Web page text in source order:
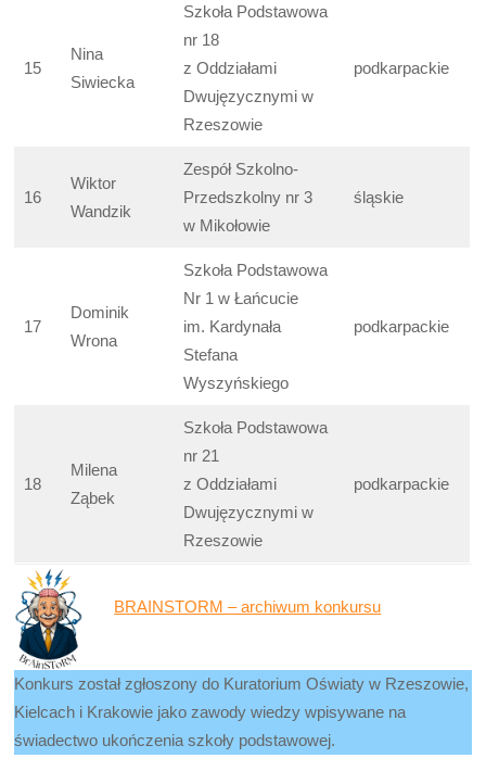
15
Nina
Siwiecka
Szkoła Podstawowa
nr 18
z Oddziałami
Dwujęzycznymi w
Rzeszowie
podkarpackie
16
Wiktor
Wandzik
Zespół Szkolno-
Przedszkolny nr 3
w Mikołowie
śląskie
17
Dominik
Wrona
Szkoła Podstawowa
Nr 1 w Łańcucie
im. Kardynała
Stefana
Wyszyńskiego
podkarpackie
18
Milena
Ząbek
Szkoła Podstawowa
nr 21
z Oddziałami
Dwujęzycznymi w
Rzeszowie
podkarpackie
BRAINSTORM – archiwum konkursu
Konkurs został zgłoszony do Kuratorium Oświaty w Rzeszowie,
Kielcach i Krakowie jako zawody wiedzy wpisywane na
świadectwo ukończenia szkoły podstawowej.